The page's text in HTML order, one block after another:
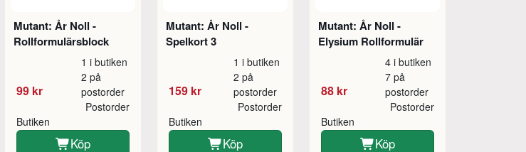
Mutant: År Noll -
Rollformulärsblock
99 kr
1 i butiken
2 på
postorder
Butiken
Postorder
Köp
Mutant: År Noll -
Spelkort 3
159 kr
1 i butiken
2 på
postorder
Butiken
Postorder
Köp
Mutant: År Noll -
Elysium Rollformulär
88 kr
4 i butiken
7 på
postorder
Butiken
Postorder
Köp